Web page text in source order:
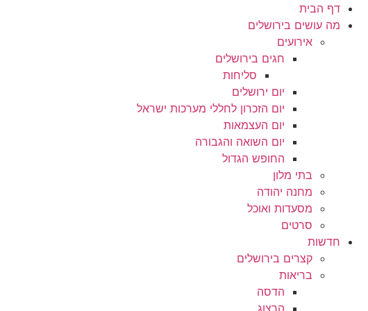
לתוכן
דף הבית
מה עושים בירושלים
אירועים
חגים בירושלים
סליחות
יום ירושלים
יום הזכרון לחללי מערכות ישראל
יום העצמאות
יום השואה והגבורה
החופש הגדול
בתי מלון
מחנה יהודה
מסעדות ואוכל
סרטים
חדשות
קצרים בירושלים
בריאות
הדסה
הרצוג